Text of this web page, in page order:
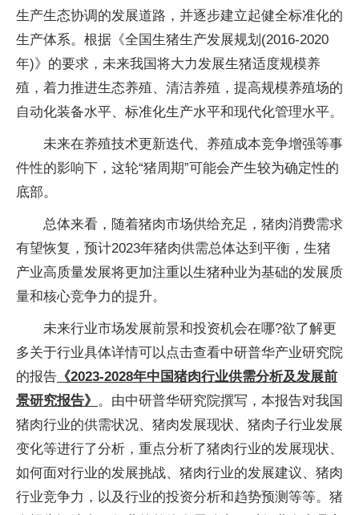
生产生态协调的发展道路，并逐步建立起健全标准化的
生产体系。根据《全国生猪生产发展规划(2016-2020
年)》的要求，未来我国将大力发展生猪适度规模养
殖，着力推进生态养殖、清洁养殖，提高规模养殖场的
自动化装备水平、标准化生产水平和现代化管理水平。
未来在养殖技术更新迭代、养殖成本竞争增强等事
件性的影响下，这轮“猪周期”可能会产生较为确定性的
底部。
总体来看，随着猪肉市场供给充足，猪肉消费需求
有望恢复，预计2023年猪肉供需总体达到平衡，生猪
产业高质量发展将更加注重以生猪种业为基础的发展质
量和核心竞争力的提升。
未来行业市场发展前景和投资机会在哪?欲了解更
多关于行业具体详情可以点击查看中研普华产业研究院
的报告 《2023-2028年中国猪肉行业供需分析及发展前
景研究报告》 。由中研普华研究院撰写，本报告对我国
猪肉行业的供需状况、猪肉发展现状、猪肉子行业发展
变化等进行了分析，重点分析了猪肉行业的发展现状、
如何面对行业的发展挑战、猪肉行业的发展建议、猪肉
行业竞争力，以及行业的投资分析和趋势预测等等。猪